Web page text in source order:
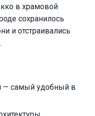
в храмовой
сохранилось
и отстраивались
— самый удобный в